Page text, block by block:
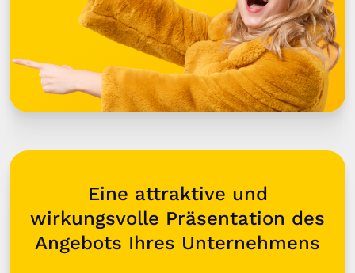
Eine attraktive und
wirkungsvolle Präsentation des
Angebots Ihres Unternehmens